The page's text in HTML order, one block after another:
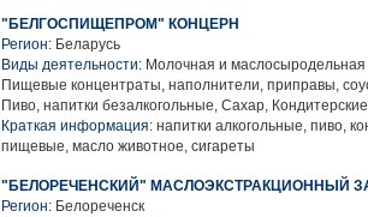
"БЕЛГОСПИЩЕПРОМ" КОНЦЕРН
Регион: Беларусь
Виды деятельности: Молочная и
Пищевые концентраты, наполнители, приправы,
Пиво, напитки безалкогольные, Сахар,
Краткая информация: напитки алкогольные, пиво,
пищевые, масло животное, сигареты
"БЕЛОРЕЧЕНСКИЙ" МАСЛОЭКСТРАКЦИОННЫЙ
Регион: Белореченск